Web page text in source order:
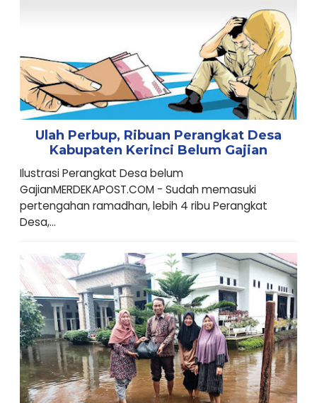
Ulah Perbup, Ribuan Perangkat Desa
Kabupaten Kerinci Belum Gajian
Ilustrasi Perangkat Desa belum
GajianMERDEKAPOST.COM - Sudah memasuki
pertengahan ramadhan, lebih 4 ribu Perangkat
Desa,...